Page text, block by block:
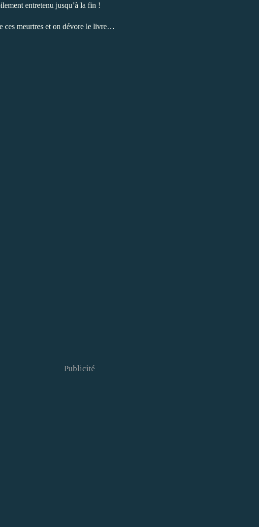
entretenu jusqu’à la fin !
ces meurtres et on dévore le livre…
Publicité